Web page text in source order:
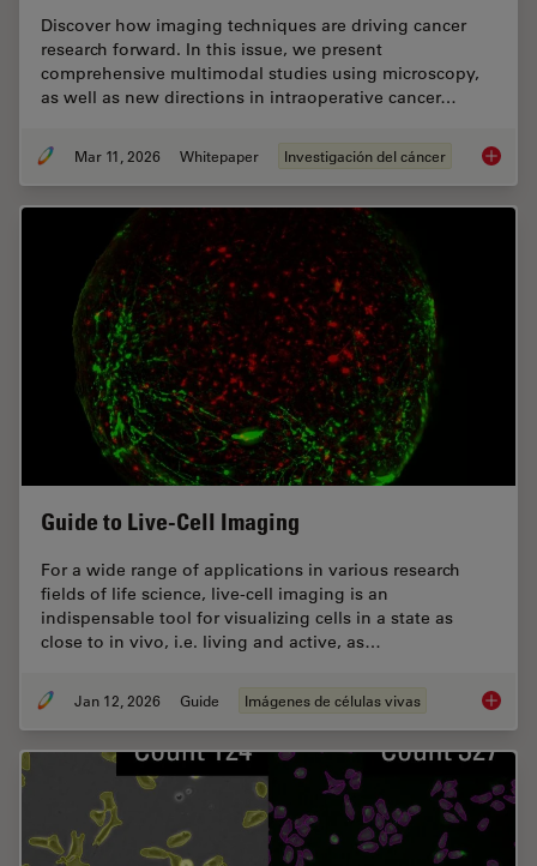
Discover how imaging techniques are driving cancer
research forward. In this issue, we present
comprehensive multimodal studies using microscopy,
as well as new directions in intraoperative cancer…
Mar 11, 2026 Whitepaper Investigación del cáncer
Guide to Live-Cell Imaging
For a wide range of applications in various research
fields of life science, live-cell imaging is an
indispensable tool for visualizing cells in a state as
close to in vivo, i.e. living and active, as…
Jan 12, 2026 Guide Imágenes de células vivas Guide